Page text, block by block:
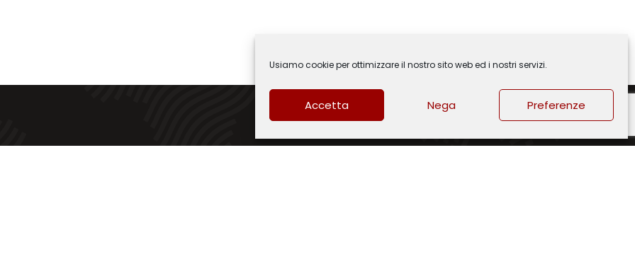
Usiamo cookie per ottimizzare il nostro sito web ed i nostri servizi.
Accetta Nega Preferenze